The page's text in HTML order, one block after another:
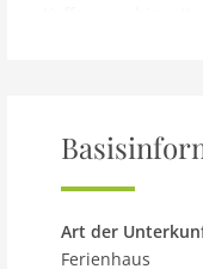
Kaffeemaschine,
(Nespresso)
Geschoss: 1
Ausgang zum
Dusche/WC. 2.
Südlage,
(mobil),
Art der
Ferienhaus